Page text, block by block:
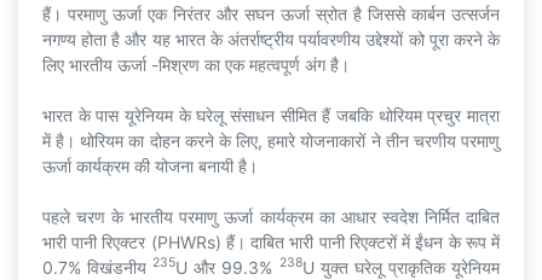
हैं। परमाणु ऊर्जा एक निरंतर और सघन ऊर्जा स्रोत है जिससे कार्बन उत्सर्जन
नगण्य होता है और यह भारत के अंतर्राष्ट्रीय पर्यावरणीय उद्देश्यों को पूरा करने के
लिए भारतीय ऊर्जा -मिश्रण का एक महत्वपूर्ण अंग है।
भारत के पास यूरेनियम के घरेलू संसाधन सीमित हैं जबकि थोरियम प्रचुर मात्रा
में है। थोरियम का दोहन करने के लिए, हमारे योजनाकारों ने तीन चरणीय परमाणु
ऊर्जा कार्यक्रम की योजना बनायी है।
पहले चरण के भारतीय परमाणु ऊर्जा कार्यक्रम का आधार स्वदेश निर्मित दाबित
भारी पानी रिएक्टर (PHWRs) हैं। दाबित भारी पानी रिएक्टरों में ईंधन के रूप में
0.7% विखंडनीय235U और 99.3% 238U युक्त घरेलू प्राकृतिक यूरेनियम